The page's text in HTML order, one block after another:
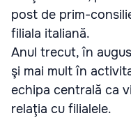
post de prim-
filiala italiană.
Anul trecut, în
şi mai mult în
echipa centrală ca
relaţia cu filialele.